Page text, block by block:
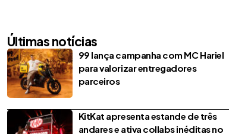
Últimas notícias
99 lança campanha com MC Hariel
para valorizar entregadores
parceiros
KitKat apresenta estande de três
andares e ativa collabs inéditas no